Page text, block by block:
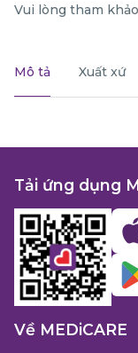
Vui lòng tham
Mô tả Xuất xứ
Tải ứng dụng
Về MEDiCARE